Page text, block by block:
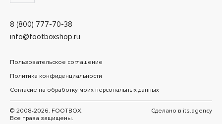
8 (800) 777-70-38
info@footboxshop.ru
Пользовательское соглашение
Политика конфиденциальности
Согласие на обработку моих персональных данных
© 2008-2026. FOOTBOX.
Все права защищены.
Сделано в its.agency